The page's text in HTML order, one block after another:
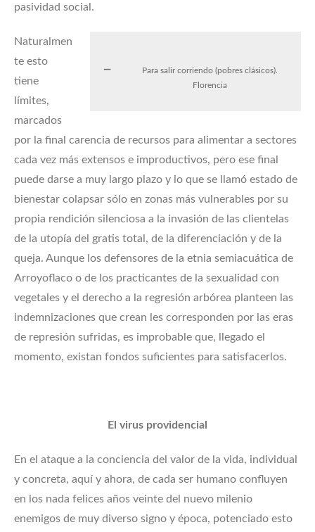
pasividad social.
Para salir corriendo (pobres clásicos).
Florencia
Naturalmen
te esto
tiene
límites,
marcados
por la final carencia de recursos para alimentar a sectores
cada vez más extensos e improductivos, pero ese final
puede darse a muy largo plazo y lo que se llamó estado de
bienestar colapsar sólo en zonas más vulnerables por su
propia rendición silenciosa a la invasión de las clientelas
de la utopía del gratis total, de la diferenciación y de la
queja. Aunque los defensores de la etnia semiacuática de
Arroyoflaco o de los practicantes de la sexualidad con
vegetales y el derecho a la regresión arbórea planteen las
indemnizaciones que crean les corresponden por las eras
de represión sufridas, es improbable que, llegado el
momento, existan fondos suficientes para satisfacerlos.
El virus providencial
En el ataque a la conciencia del valor de la vida, individual
y concreta, aquí y ahora, de cada ser humano confluyen
en los nada felices años veinte del nuevo milenio
enemigos de muy diverso signo y época, potenciado esto